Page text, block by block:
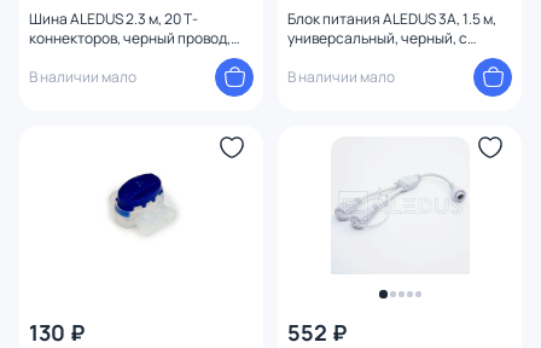
Шина ALEDUS 2.3 м, 20 Т-
коннекторов, черный провод,
В наличии мало
Блок питания ALEDUS 3А, 1.5 м,
универсальный, черный, с
В наличии мало
130 ₽ 552 ₽